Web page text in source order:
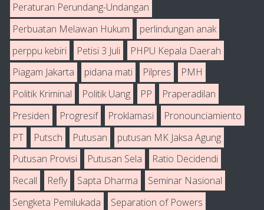
Peraturan Perundang-Undangan
Perbuatan Melawan Hukum
perlindungan anak
perppu kebiri
Petisi 3 Juli
PHPU Kepala Daerah
Piagam Jakarta
pidana mati Pilpres
PMH
Politik Kriminal
Politik Uang PP
Praperadilan
Presiden
Progresif Proklamasi
Pronounciamiento
PT
Putsch Putusan
putusan MK Jaksa Agung
Putusan Provisi
Putusan Sela
Ratio Decidendi
Recall
Refly Sapta Dharma
Seminar Nasional
Sengketa Pemilukada
Separation of Powers